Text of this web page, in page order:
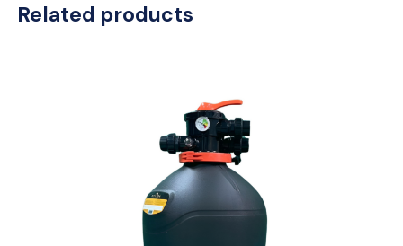
Related products